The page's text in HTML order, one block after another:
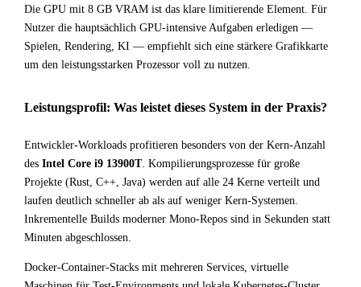
Die GPU mit 8 GB VRAM ist das klare limitierende Element. Für
Nutzer die hauptsächlich GPU-intensive Aufgaben erledigen —
Spielen, Rendering, KI — empfiehlt sich eine stärkere Grafikkarte
um den leistungsstarken Prozessor voll zu nutzen.
Leistungsprofil: Was leistet dieses System in der Praxis?
Entwickler-Workloads profitieren besonders von der Kern-Anzahl
des Intel Core i9 13900T. Kompilierungsprozesse für große
Projekte (Rust, C++, Java) werden auf alle 24 Kerne verteilt und
laufen deutlich schneller ab als auf weniger Kern-Systemen.
Inkrementelle Builds moderner Mono-Repos sind in Sekunden statt
Minuten abgeschlossen.
Docker-Container-Stacks mit mehreren Services, virtuelle